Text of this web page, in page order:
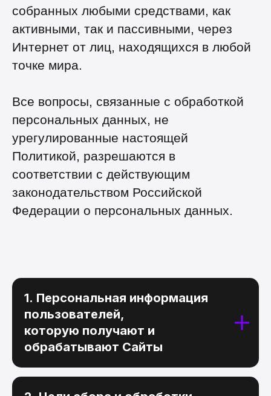
собранных любыми средствами, как
активными, так и пассивными, через
Интернет от лиц, находящихся в любой
точке мира.
Все вопросы, связанные с обработкой
персональных данных, не
урегулированные настоящей
Политикой, разрешаются в
соответствии с действующим
законодательством Российской
Федерации о персональных данных.
1. Персональная информация
пользователей,
которую получают и
обрабатывают Сайты